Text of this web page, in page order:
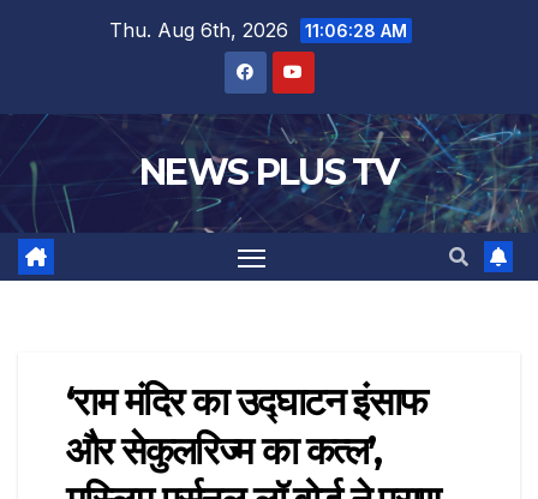
Thu. Aug 6th, 2026 11:06:28 AM
NEWS PLUS TV
‘राम मंदिर का उद्घाटन इंसाफ
और सेकुलरिज्म का कत्ल’,